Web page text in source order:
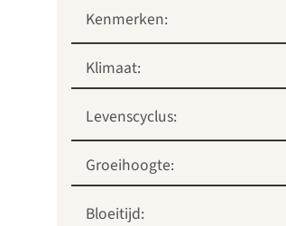
Kenmerken:
Klimaat:
Levenscyclus:
Groeihoogte:
Bloeitijd: